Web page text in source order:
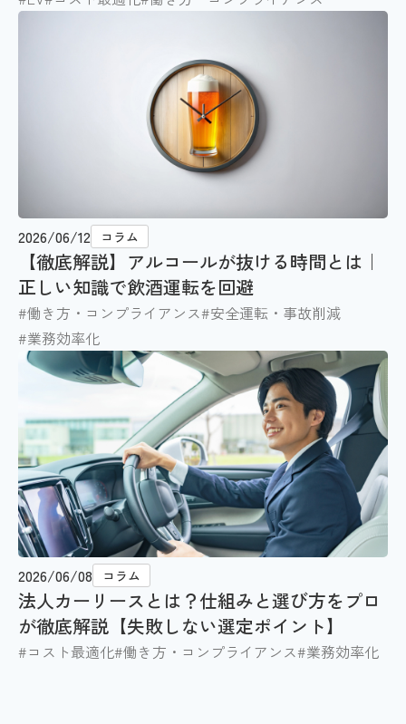
2026/06/12 コラム
【徹底解説】アルコールが抜ける時間とは｜
正しい知識で飲酒運転を回避
#働き方・コンプライアンス#安全運転・事故削減
#業務効率化
2026/06/08 コラム
法人カーリースとは？仕組みと選び方をプロ
が徹底解説【失敗しない選定ポイント】
#コスト最適化#働き方・コンプライアンス#業務効率化